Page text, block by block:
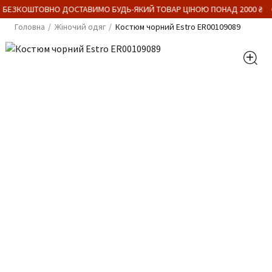
ДОСТАВИМО БУДЬ-ЯКИЙ ТОВАР ЦІНОЮ ПОНАД 2000 ₴
Головна
Жіночий одяг Костюм чорний Estro ER00109089